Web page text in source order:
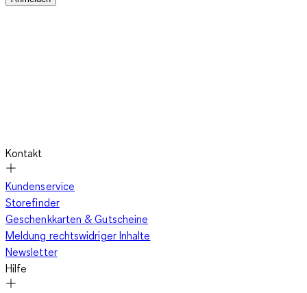
Kontakt
Kundenservice
Storefinder
Geschenkkarten & Gutscheine
Meldung rechtswidriger Inhalte
Newsletter
Hilfe